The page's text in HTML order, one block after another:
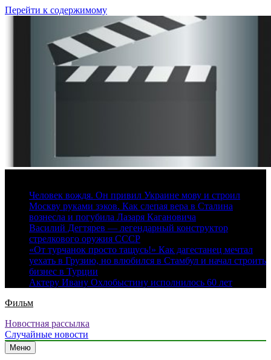
Перейти к содержимому
Человек вождя. Он привил Украине мову и строил
Москву руками зэков. Как слепая вера в Сталина
вознесла и погубила Лазаря Кагановича
Василий Дегтярев — легендарный конструктор
стрелкового оружия СССР
«От турчанок просто тащусь!» Как дагестанец мечтал
уехать в Грузию, но влюбился в Стамбул и начал строить
бизнес в Турции
Актеру Ивану Охлобыстину исполнилось 60 лет
Фильм
Новостная рассылка
Случайные новости
Меню